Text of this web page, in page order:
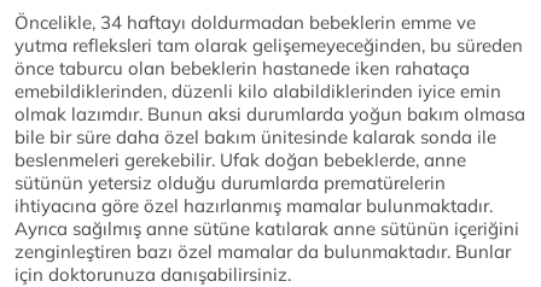
Öncelikle, 34 haftayı doldurmadan bebeklerin emme ve
yutma refleksleri tam olarak gelişemeyeceğinden, bu süreden
önce taburcu olan bebeklerin hastanede iken rahataça
emebildiklerinden, düzenli kilo alabildiklerinden iyice emin
olmak lazımdır. Bunun aksi durumlarda yoğun bakım olmasa
bile bir süre daha özel bakım ünitesinde kalarak sonda ile
beslenmeleri gerekebilir. Ufak doğan bebeklerde, anne
sütünün yetersiz olduğu durumlarda prematürelerin
ihtiyacına göre özel hazırlanmış mamalar bulunmaktadır.
Ayrıca sağılmış anne sütüne katılarak anne sütünün içeriğini
zenginleştiren bazı özel mamalar da bulunmaktadır. Bunlar
için doktorunuza danışabilirsiniz.